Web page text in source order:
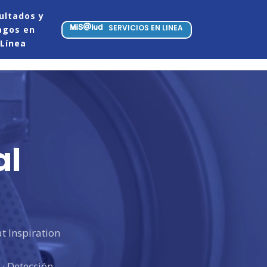
y
en
Línea
SERVICIOS EN LINEA
Inspiration